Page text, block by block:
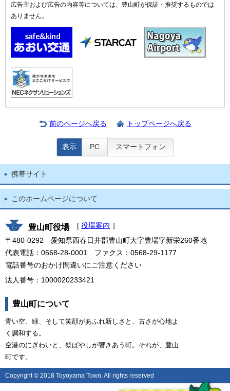
広告主および広告の内容等については、豊山町が保証・推奨するものでは
ありません。
前のページへ戻る トップページへ戻る
表示 PC スマートフォン
携帯サイト
このホームページについて
豊山町役場 [ 役場案内 ］
〒480-0292 愛知県西春日井郡豊山町大字豊場字新栄260番地
代表電話：0568-28-0001 ファクス：0568-29-1177
電話番号のおかけ間違いにご注意ください
法人番号：1000020233421
豊山町について
青い空、緑、そして笑顔があふれ新しさと、古さが心地よ
く調和する。
空港のにぎわいと、祭ばやしが響きあう町。それが、豊山
町です。
Copyright © 2018 Toyoyama Town. All rights reserved